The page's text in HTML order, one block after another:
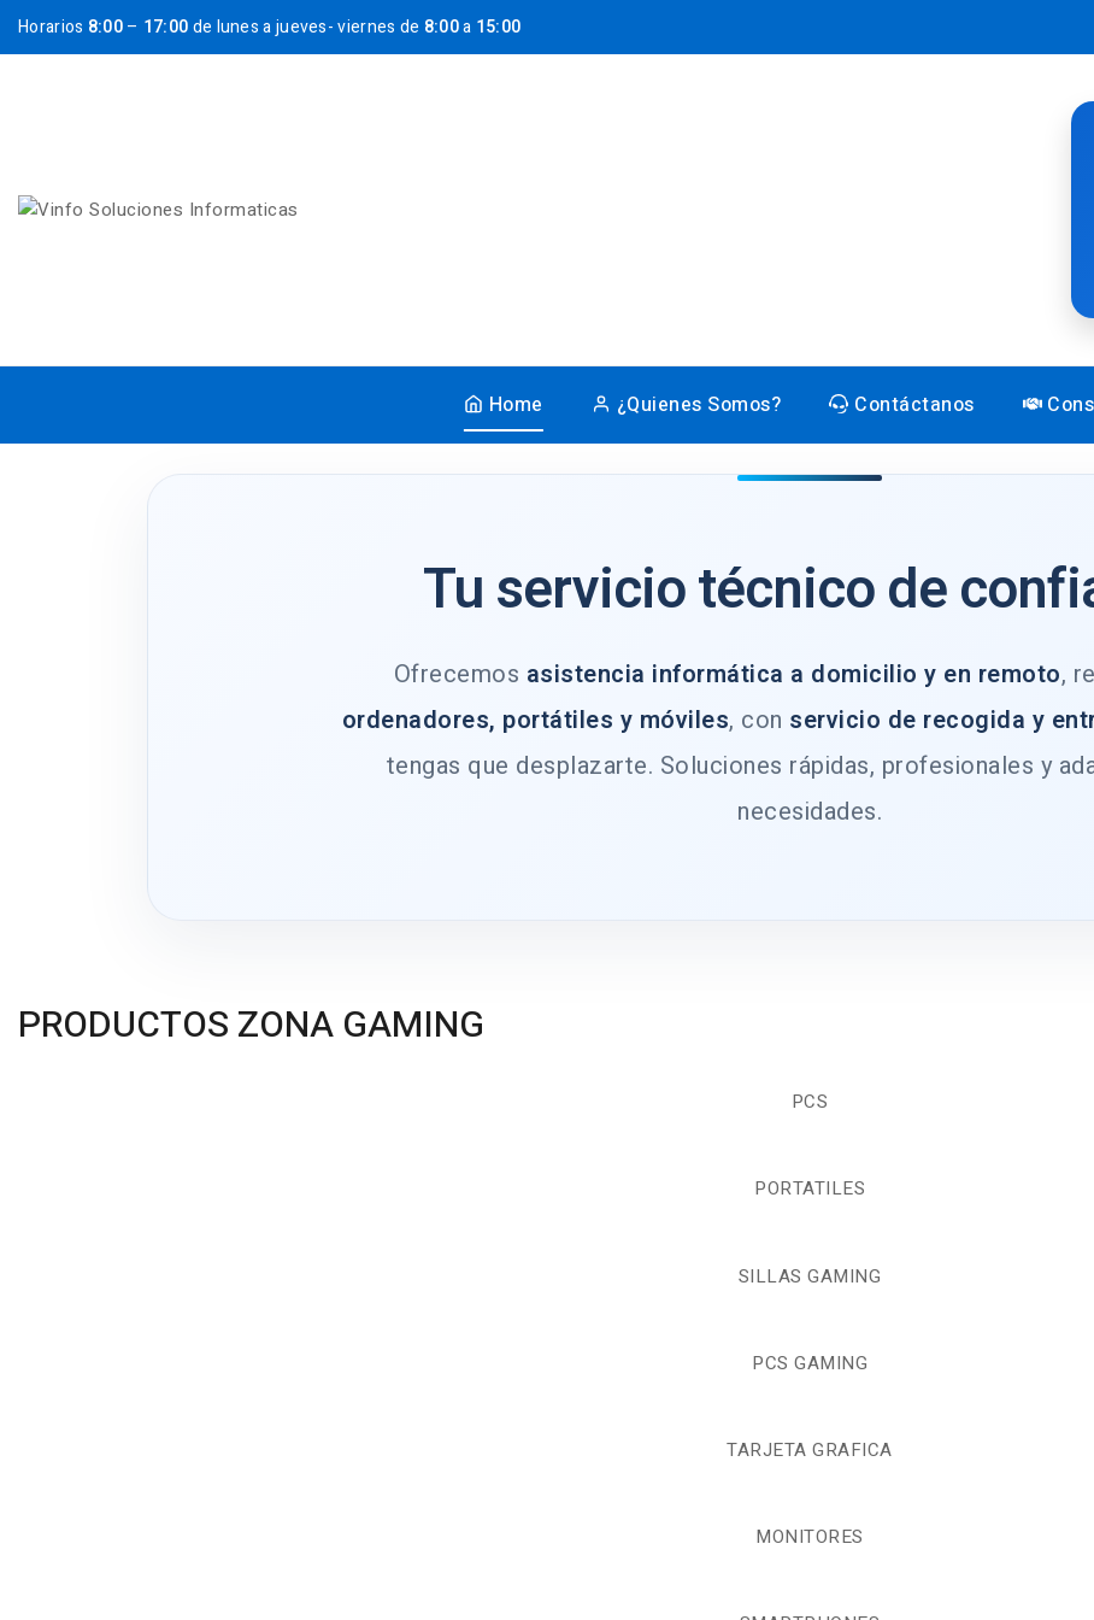
Horarios 8:00– 17:00de lunes a jueves- viernes de 8:00a 15:00
Home ¿Quienes Somos? Contáctanos
Tu servicio técnico de
Ofrecemos asistencia informática a domicilio y en remoto,
ordenadores, portátiles y móviles, con servicio de recogida y
tengas que desplazarte. Soluciones rápidas, profesionales y
necesidades.
PRODUCTOS ZONA GAMING
PCS
PORTATILES
SILLAS GAMING
PCS GAMING
TARJETA GRAFICA
MONITORES